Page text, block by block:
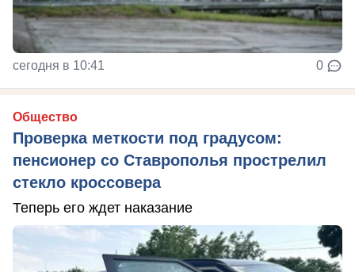
сегодня в 10:41 0
Общество
Проверка меткости под градусом:
пенсионер со Ставрополья прострелил
стекло кроссовера
Теперь его ждет наказание